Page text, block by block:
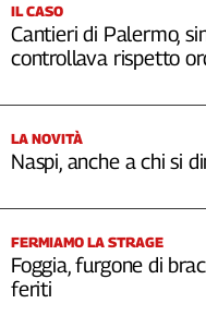
IL CASO
Cantieri di Palermo,
controllava rispetto
LA NOVITÀ
Naspi, anche a chi si
FERMIAMO LA STRAGE
Foggia, furgone di
feriti